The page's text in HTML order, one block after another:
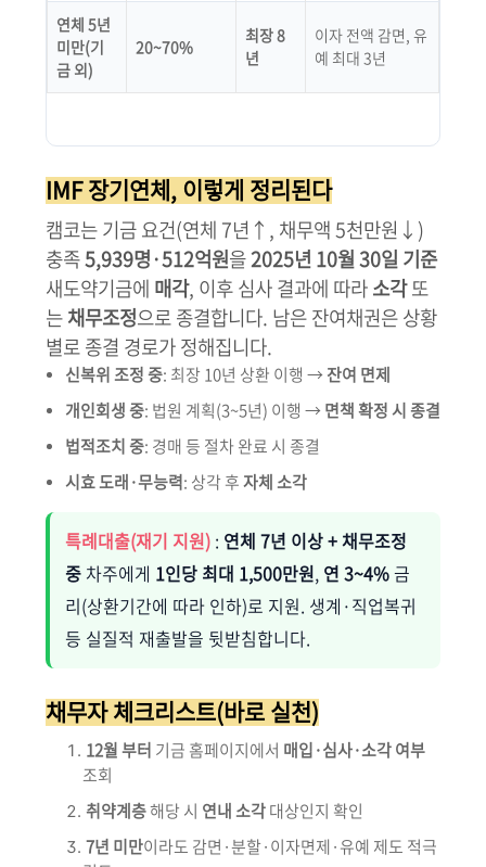
연체 5년
미만(기
금 외)
20~70%
최장 8
년
이자 전액 감면, 유
예 최대 3년
IMF 장기연체, 이렇게 정리된다
캠코는 기금 요건(연체 7년↑, 채무액 5천만원↓)
충족5,939명·512억원을2025년 10월 30일 기준
새도약기금에 매각, 이후 심사 결과에 따라소각또
는채무조정으로 종결합니다. 남은 잔여채권은 상황
별로 종결 경로가 정해집니다.
신복위 조정 중: 최장 10년 상환 이행 →잔여 면제
개인회생 중: 법원 계획(3~5년) 이행 →면책 확정 시 종결
법적조치 중: 경매 등 절차 완료 시 종결
시효 도래·무능력: 상각 후자체 소각
특례대출(재기 지원) : 연체 7년 이상 + 채무조정
중 차주에게 1인당 최대 1,500만원, 연 3~4%금
리(상환기간에 따라 인하)로 지원. 생계·직업복귀
등 실질적 재출발을 뒷받침합니다.
채무자 체크리스트(바로 실천)
12월 부터 기금 홈페이지에서 매입·심사·소각 여부
조회
취약계층해당 시 연내 소각대상인지 확인
7년 미만이라도 감면·분할·이자면제·유예 제도 적극